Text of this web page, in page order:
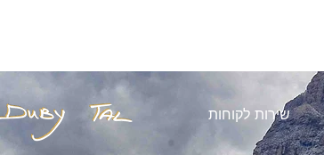
שירות לקוחות